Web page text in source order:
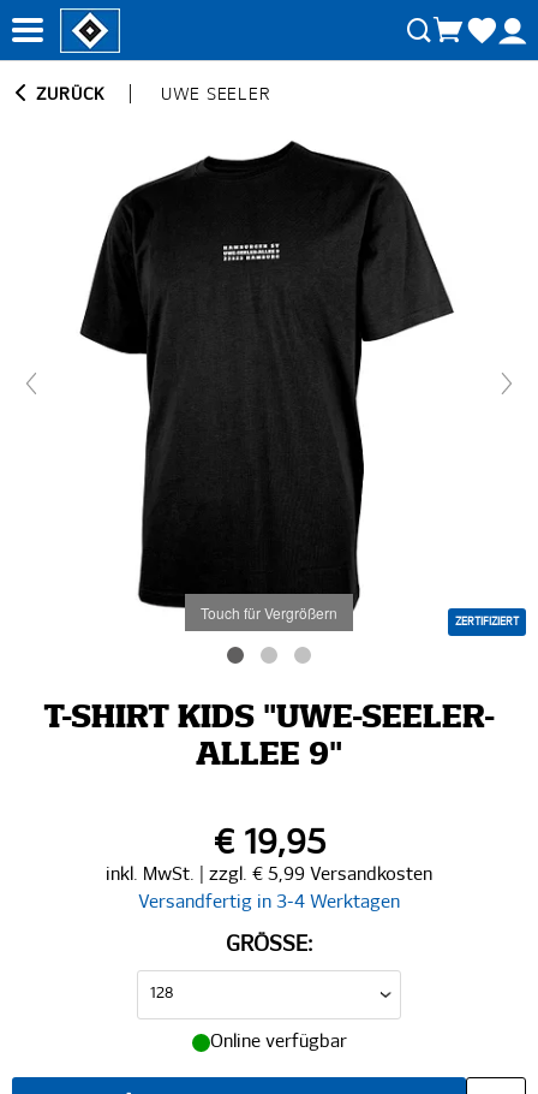
ZURÜCK UWE SEELER
Touch für Vergrößern ZERTIFIZIERT
T-SHIRT KIDS "UWE-SEELER-
ALLEE 9"
€ 19,95
inkl. MwSt. | zzgl. € 5,99 Versandkosten
Versandfertig in 3-4 Werktagen
GRÖSSE:
Online verfügbar